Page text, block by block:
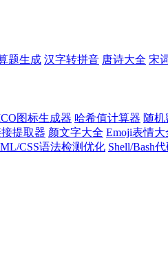
题生成 汉字转拼音 唐诗大全 宋
图标生成器 哈希值计算器 随
提取器 颜文字大全 Emoji表情大
CSS语法检测优化 Shell/Bash